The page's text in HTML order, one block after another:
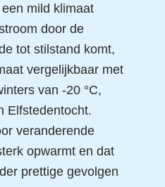
mild klimaat
door de
tot stilstand komt,
vergelijkbaar met
van -20 °C,
Elfstedentocht.
veranderende
opwarmt en dat
prettige gevolgen